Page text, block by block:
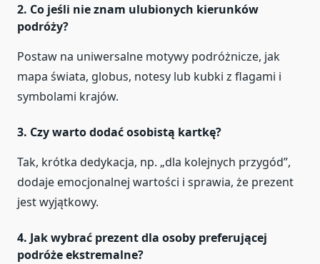
2. Co jeśli nie znam ulubionych kierunków
podróży?
Postaw na uniwersalne motywy podróżnicze, jak
mapa świata, globus, notesy lub kubki z flagami i
symbolami krajów.
3. Czy warto dodać osobistą kartkę?
Tak, krótka dedykacja, np. „dla kolejnych przygód”,
dodaje emocjonalnej wartości i sprawia, że prezent
jest wyjątkowy.
4. Jak wybrać prezent dla osoby preferującej
podróże ekstremalne?